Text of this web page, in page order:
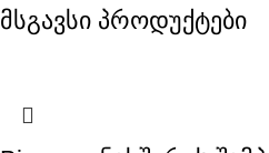
მსგავსი პროდუქტები